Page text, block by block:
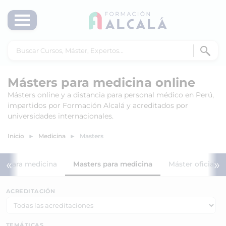
Másters para medicina online
Másters online y a distancia para personal médico en Perú,
impartidos por Formación Alcalá y acreditados por
universidades internacionales.
Inicio Medicina Masters
«
para medicina Masters para medicina Máster oficiales
»
ACREDITACIÓN